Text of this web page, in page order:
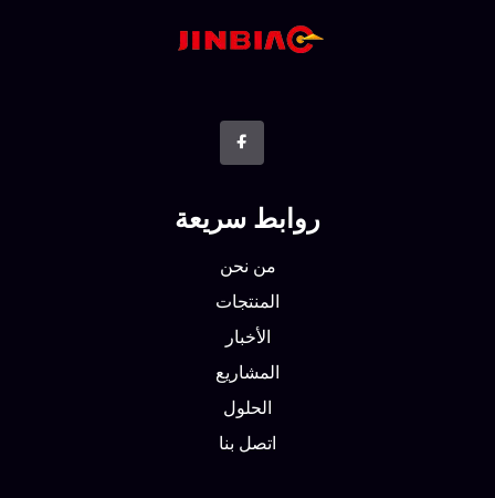
روابط سريعة
من نحن
المنتجات
الأخبار
المشاريع
الحلول
اتصل بنا